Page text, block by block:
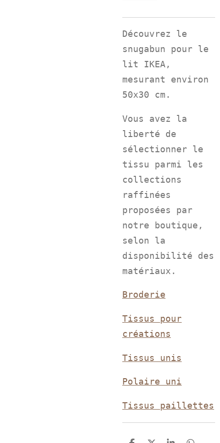
Découvrez le
snugabun pour le
lit IKEA,
mesurant environ
50x30 cm.
Vous avez la
liberté de
sélectionner le
tissu parmi les
collections
raffinées
proposées par
notre boutique,
selon la
disponibilité des
matériaux.
Broderie
Tissus pour
créations
Tissus unis
Polaire uni
Tissus paillettes